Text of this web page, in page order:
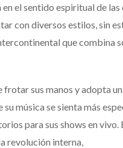
el sentido espiritual de
con diversos estilos, sin
que combina
sus manos y adopta
música se sienta más
para sus shows en vivo.
revolución interna,